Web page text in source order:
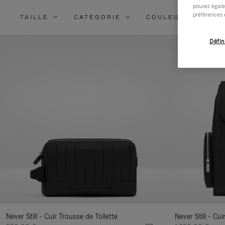
TAILLE CATÉGORIE COULEUR
Never Still - Cuir Trousse de Toilette
Never Still -
pouvez
préférences